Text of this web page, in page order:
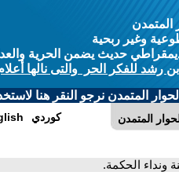
المتمدن
وغير ربحية
حديث يضمن الحرية
رشد للفكر الحر والتى نالها
المتمدن نرجو النقر هنا
المتمدن كوردي
ونداء الحكمة.